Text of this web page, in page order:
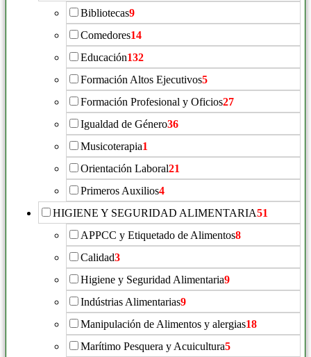
Bibliotecas9
Comedores14
Educación132
Formación Altos Ejecutivos5
Formación Profesional y Oficios27
Igualdad de Género36
Musicoterapia1
Orientación Laboral21
Primeros Auxilios4
HIGIENE Y SEGURIDAD ALIMENTARIA51
APPCC y Etiquetado de Alimentos8
Calidad3
Higiene y Seguridad Alimentaria9
Indústrias Alimentarias9
Manipulación de Alimentos y alergias18
Marítimo Pesquera y Acuicultura5